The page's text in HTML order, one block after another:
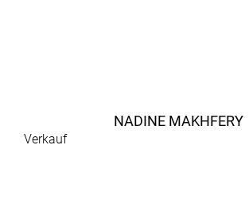
NADINE MAKHFERY
Verkauf